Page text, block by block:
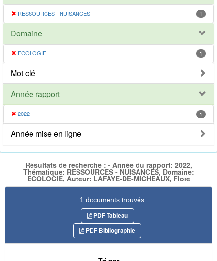
RESSOURCES - NUISANCES 1
Domaine
ECOLOGIE 1
Mot clé
Année rapport
2022 1
Année mise en ligne
Résultats de recherche : - Année du rapport: 2022,
Thématique: RESSOURCES - NUISANCES, Domaine:
ECOLOGIE, Auteur: LAFAYE-DE-MICHEAUX, Flore
1 documents trouvés
PDF Tableau
PDF Bibliographie